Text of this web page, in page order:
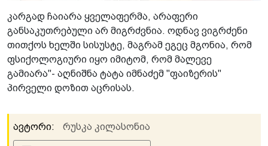
კარგად ჩაიარა ყველაფერმა, არაფერი
განსაკუთრებული არ მიგრძვნია. ოდნავ ვიგრძენი
თითქოს ხელში სისუსტე, მაგრამ ეგეც მგონია, რომ
ფსიქოლოგიური იყო იმიტომ, რომ მალევე
გამიარა"- აღნიშნა ტატა იმნაძემ "ფაიზერის"
პირველი დოზით აცრისას.
ავტორი: რუსკა კილასონია